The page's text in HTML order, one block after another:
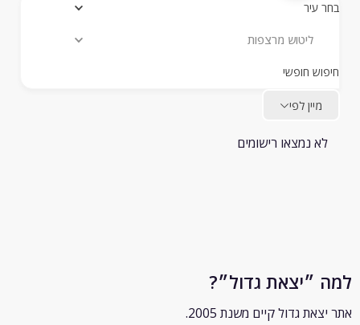
גדול״?
גדול קיים משנת 2005.
מרצפות
חופשי
נמצאו רישומים